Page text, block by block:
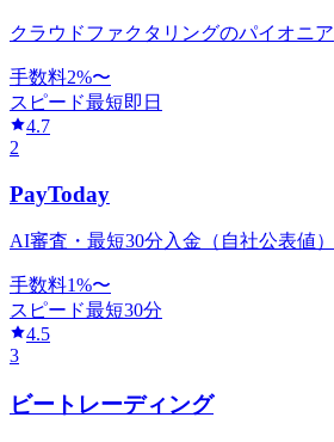
クラウドファクタリングのパイオニア
手数料2%〜
スピード最短即日
4.7
2
PayToday
AI審査・最短30分入金（自社公表値）
手数料1%〜
スピード最短30分
4.5
3
ビートレーディング